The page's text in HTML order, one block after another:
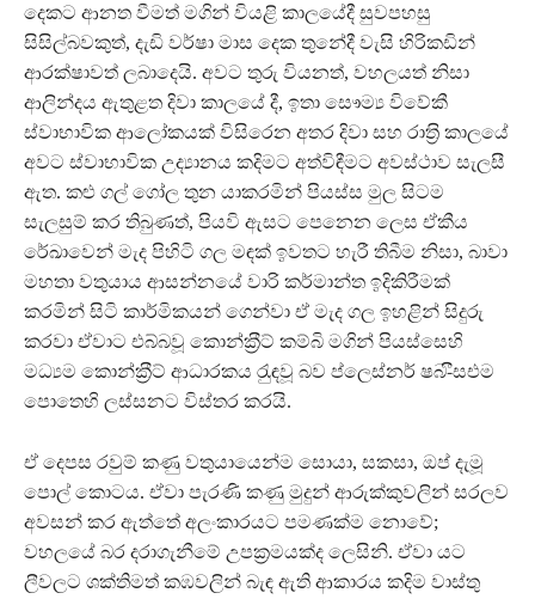
දෙකට ආනත වීමත් මගින් වියළි කාලයේදී සුවපහසු
සිසිල්බවකුත්, දැඩි වර්ෂා මාස දෙක තුනේදී වැසි හිරිකඩින්
ආරක්ෂාවත් ලබාදෙයි. අවට තුරු වියනත්, වහලයත් නිසා
ආලින්දය ඇතුළත දිවා කාලයේ දී, ඉතා සෞම්‍ය විවේකී
ස්වාභාවික ආලෝකයක් විසිරෙන අතර දිවා සහ රාත‍්‍රි කාලයේ
අවට ස්වාභාවික උද්‍යානය කදිමට අත්විඳීමට අවස්ථාව සැලසී
ඇත. කළු ගල් ගෝල තුන යාකරමින් පියස්ස මුල සිටම
සැලසුම් කර තිබුණත්, පියවි ඇසට පෙනෙන ලෙස ඒකීය
රේඛාවෙන් මැද පිහිටි ගල මඳක් ඉවතට හැරී තිබීම නිසා, බාවා
මහතා වතුයාය ආසන්නයේ වාරි කර්මාන්ත ඉදිකිරීමක්
කරමින් සිටි කාර්මිකයන් ගෙන්වා ඒ මැද ගල ඉහළින් සිදුරු
කරවා ඒවාට එබ්බවූ කොන්ක‍්‍රීට් කම්බි මගින් පියස්සෙහි
මධ්‍යම කොන්ක‍්‍රීට් ආධාරකය රැුඳවූ බව ප්ලෙස්නර් ෂබ-ීසඑම
පොතෙහි ලස්සනට විස්තර කරයි.
ඒ දෙපස රවුම් කණු වතුයායෙන්ම සොයා, සකසා, ඔප් දැමූ
පොල් කොටය. ඒවා පැරණි කණු මුදුන් ආරුක්කුවලින් සරලව
අවසන් කර ඇත්තේ අලංකාරයට පමණක්ම නොවේ;
වහලයේ බර දරාගැනීමේ උපක‍්‍රමයක්ද ලෙසිනි. ඒවා යට
ලීවලට ශක්තිමත් කඹවලින් බැඳ ඇති ආකාරය කදිම වාස්තු